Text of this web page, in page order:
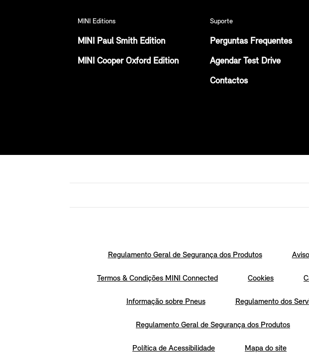
MINI Editions
MINI Paul Smith Edition
MINI Cooper Oxford Edition
Suporte
Perguntas Frequentes
Agendar Test Drive
Contactos
Regulamento Geral de Segurança dos Produtos
Termos & Condições MINI Connected Cookies
Informação sobre Pneus Regulamento dos
Regulamento Geral de Segurança dos Produtos
Política de Acessibilidade Mapa do site